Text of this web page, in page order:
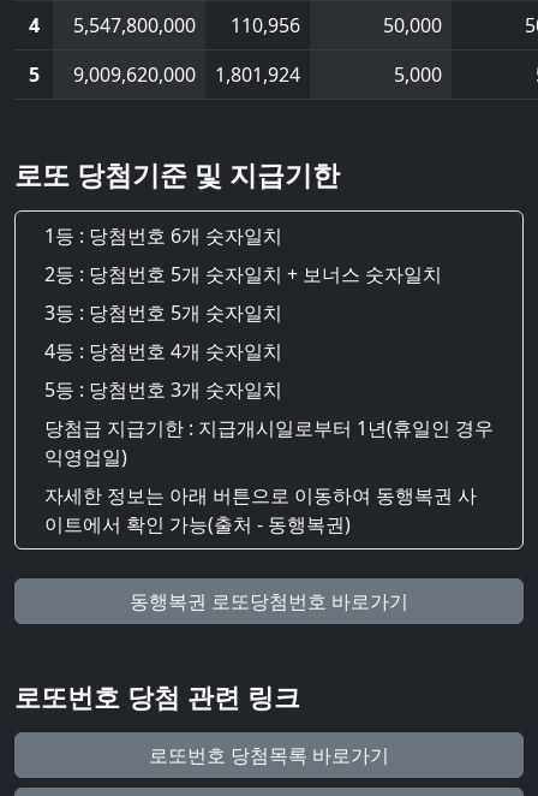
4
5,547,800,000 110,956 50,000
5
9,009,620,000 1,801,924 5,000
로또 당첨기준 및 지급기한
1등 : 당첨번호 6개 숫자일치
2등 : 당첨번호 5개 숫자일치 + 보너스 숫자일치
3등 : 당첨번호 5개 숫자일치
4등 : 당첨번호 4개 숫자일치
5등 : 당첨번호 3개 숫자일치
당첨급 지급기한 : 지급개시일로부터 1년(휴일인 경우
익영업일)
자세한 정보는 아래 버튼으로 이동하여 동행복권 사
이트에서 확인 가능(출처 - 동행복권)
동행복권 로또당첨번호 바로가기
로또번호 당첨 관련 링크
로또번호 당첨목록 바로가기